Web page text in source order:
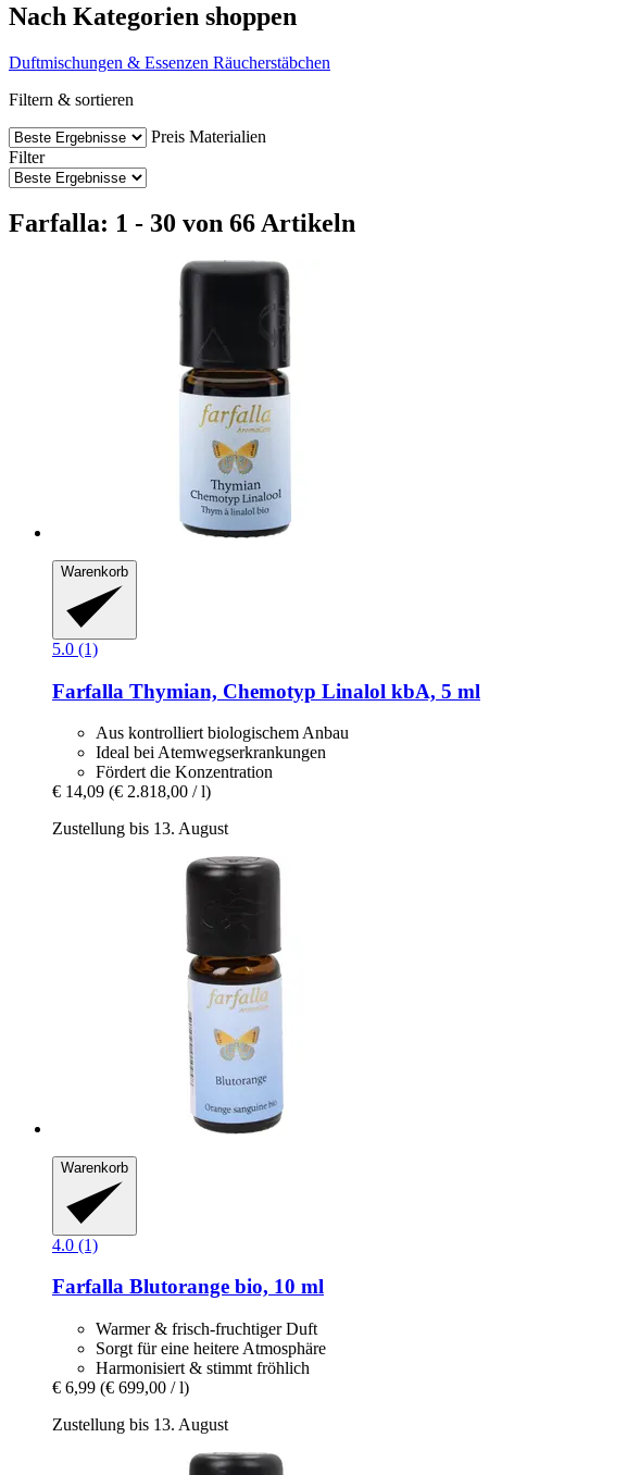
Nach Kategorien shoppen
Duftmischungen & Essenzen Räucherstäbchen
Filtern & sortieren
Preis Materialien
Filter
Farfalla: 1 - 30 von 66 Artikeln
Warenkorb
5.0 (1)
Farfalla Thymian, Chemotyp Linalol kbA, 5 ml
Aus kontrolliert biologischem Anbau
Ideal bei Atemwegserkrankungen
Fördert die Konzentration
€ 14,09 (€ 2.818,00 / l)
Zustellung bis 13. August
Warenkorb
4.0 (1)
Farfalla Blutorange bio, 10 ml
Warmer & frisch-fruchtiger Duft
Sorgt für eine heitere Atmosphäre
Harmonisiert & stimmt fröhlich
€ 6,99 (€ 699,00 / l)
Zustellung bis 13. August